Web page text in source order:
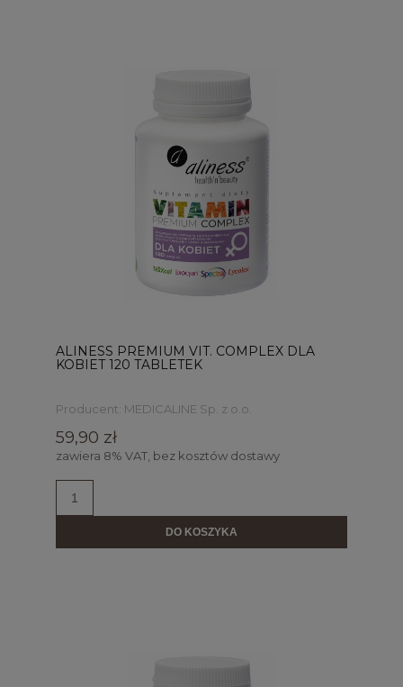
ALINESS PREMIUM VIT. COMPLEX DLA
KOBIET 120 TABLETEK
Producent: MEDICALINE Sp. z o.o.
59,90 zł
zawiera 8% VAT, bez kosztów dostawy
DO KOSZYKA